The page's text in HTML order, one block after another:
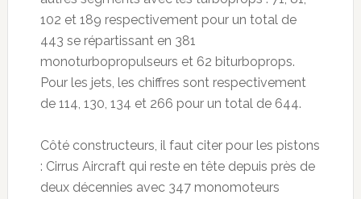
102 et 189 respectivement pour un total de
443 se répartissant en 381
monoturbopropulseurs et 62 biturboprops.
Pour les jets, les chiffres sont respectivement
de 114, 130, 134 et 266 pour un total de 644.
Côté constructeurs, il faut citer pour les pistons
: Cirrus Aircraft qui reste en tête depuis près de
deux décennies avec 347 monomoteurs